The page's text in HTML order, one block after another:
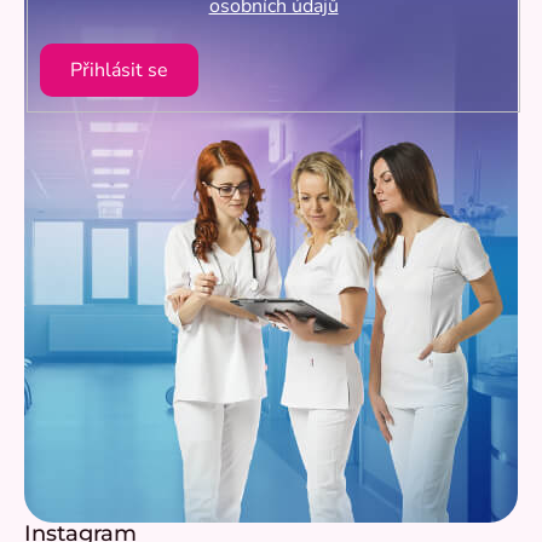
osobních údajů
Přihlásit se
Instagram